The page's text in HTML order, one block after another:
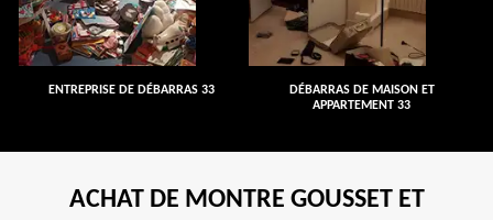
ENTREPRISE DE DÉBARRAS 33
DÉBARRAS DE MAISON ET
APPARTEMENT 33
ACHAT DE MONTRE GOUSSET ET